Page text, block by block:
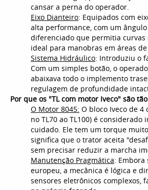
cansar a perna do operador.
Eixo Dianteiro: Equipados com
alta performance, com um
diferenciado que permitia curvas
ideal para manobras em áreas
Sistema Hidráulico: Introduziu o
Com um simples botão, o
abaixava todo o implemento
regulagem de profundidade
Por que os "TL com motor Iveco" são
O Motor 8045: O bloco Iveco de
no TL70 ao TL100) é
cuidado. Ele tem um torque
significa que o trator aceita
sem precisar reduzir a marcha
Manutenção Pragmática:
europeu, a mecânica é lógica e
sensores eletrônicos complexos,